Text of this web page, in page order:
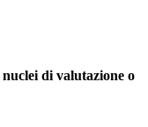
di valutazione o